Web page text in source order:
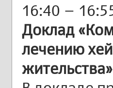
16:40 –
Доклад
лечению
жительства»